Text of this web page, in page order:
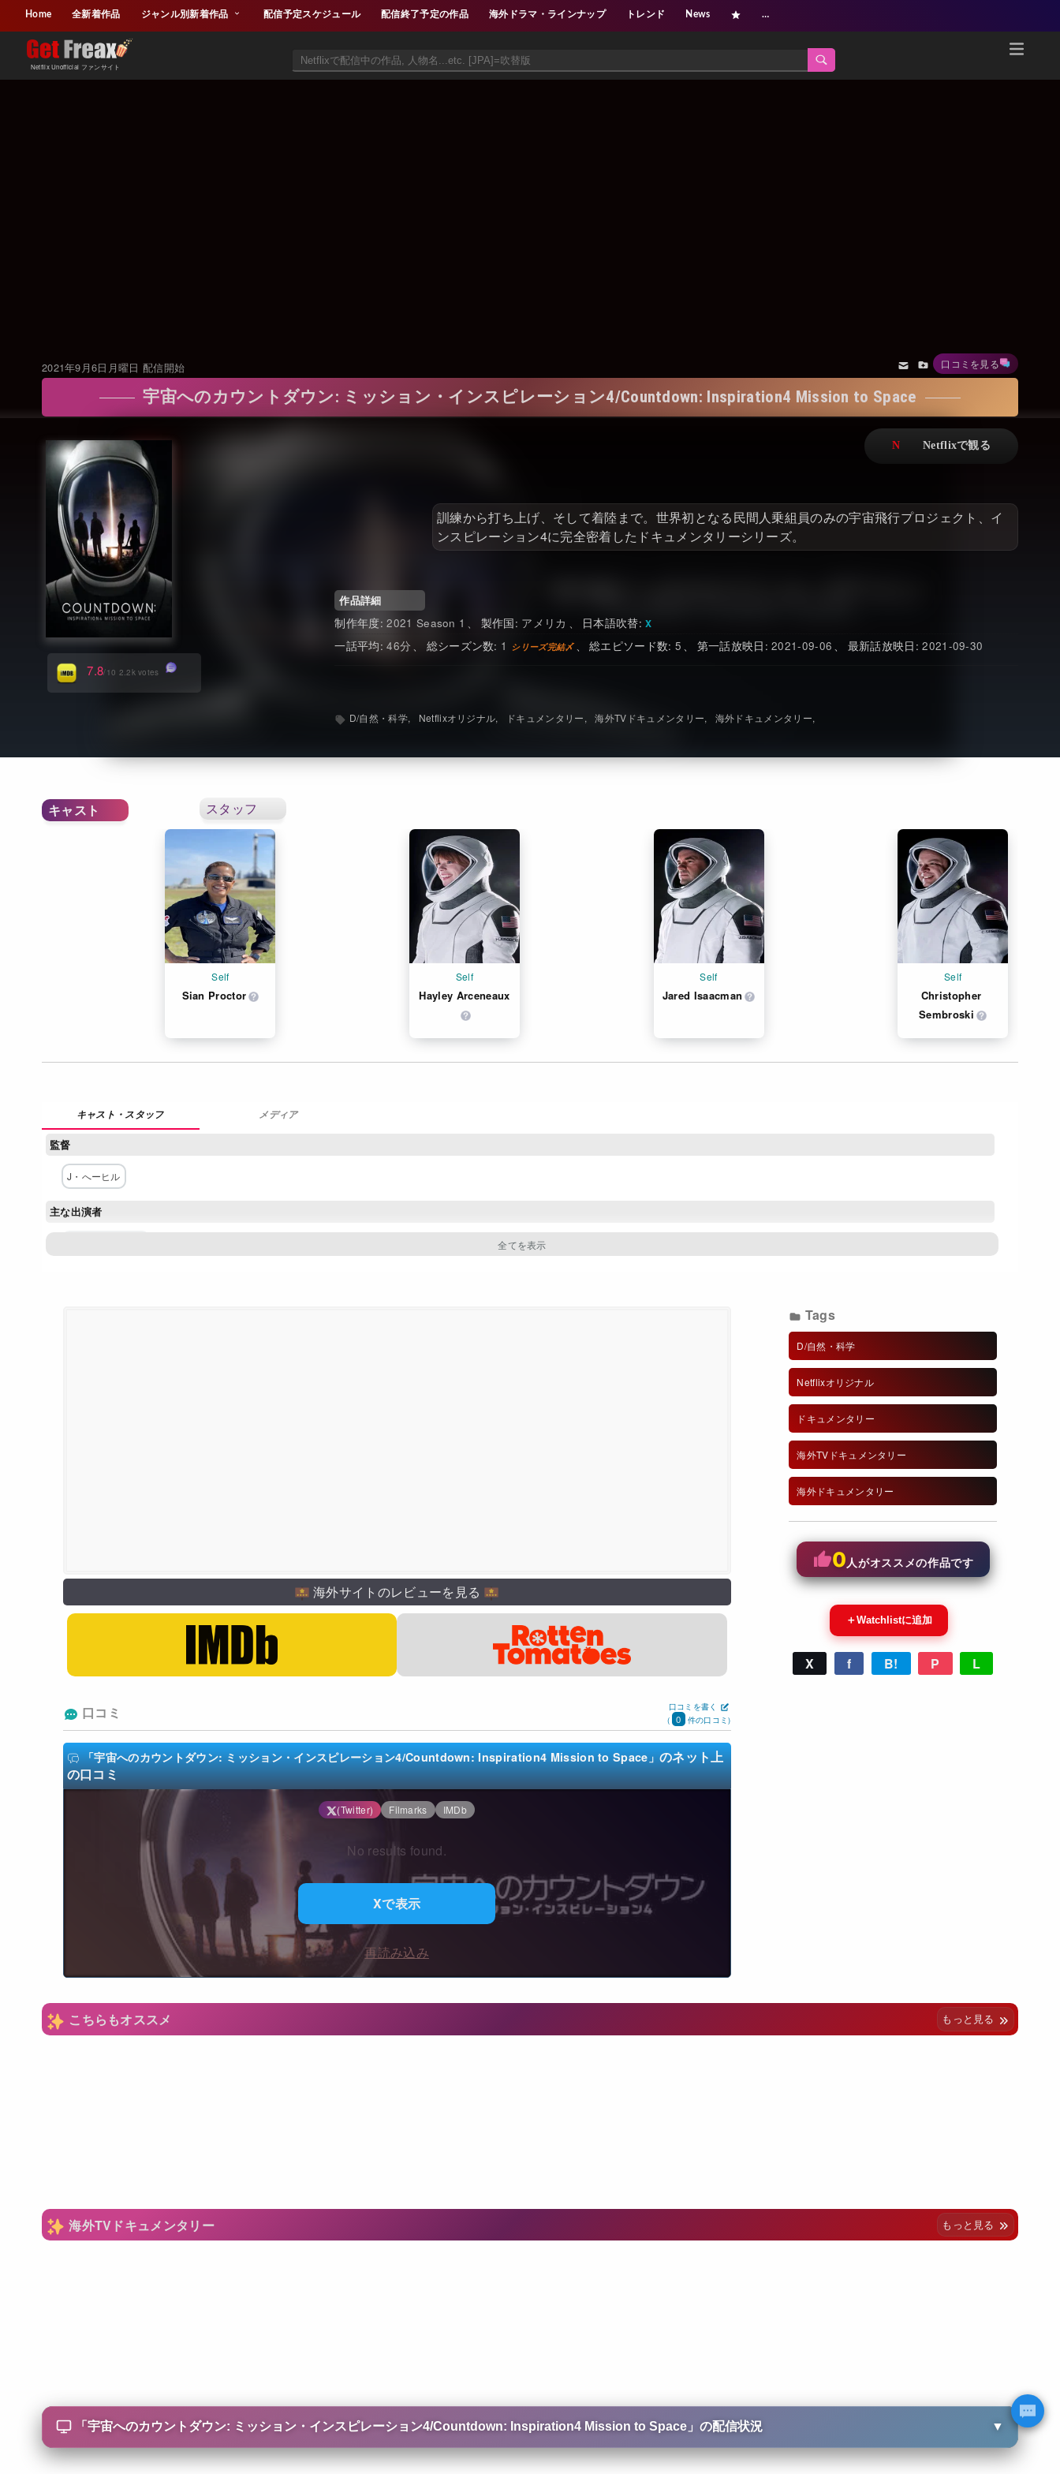
Home 全新着作品 ジャンル別新着作品 配信予定スケジュール 配信終了予定の作品 海外ドラマ・ラインナップ トレンド News …
Netflix Unofficial ファンサイト
Netflix新着作品
アジア映画
ドキュメンタリー
Netflixオリジナル作品
日本語吹替対応作品
その他の国のTV番組
Watchlistへ
Netflix 吹替版作品
Netflix 高い評価の海外作品
Netflixコース別料金プラン
2021年9月6日月曜日 配信開始 口コミを見る
宇宙へのカウントダウン: ミッション・インスピレーション4/Countdown: Inspiration4 Mission to Space
訓練から打ち上げ、そして着陸まで。世界初となる民間人乗組員のみの宇宙飛行プロジェクト、イ
ンスピレーション4に完全密着したドキュメンタリーシリーズ。
作品詳細
2021 Season 1
アメリカ
日本語吹替
46
1 5 2021-09-06 2021-09-30
7.8/10 2.2k votes
スタッフ
キャスト
Self
Sian Proctor
Self
Hayley Arceneaux
Self
Jared Isaacman
Self
Christopher
Sembroski
メディア
監督
J・へーヒル
主な出演者
D/自然・科学 Netflixオリジナル ドキュメンタリー 海外TVドキュメンタリー 海外ドキュメンタリー
海外サイトのレビューを見る
口コミ
口コミを書く
(
0 件の口コミ)
「宇宙へのカウントダウン: ミッション・インスピレーション4/Countdown: Inspiration4 Mission to Space」のネット上
の口コミ
(Twitter) Filmarks IMDb
No results found.
Xで表示
再読み込み
Tags
D/自然・科学
Netflixオリジナル
ドキュメンタリー
海外TVドキュメンタリー
海外ドキュメンタリー
0人がオススメの作品です
＋Watchlistに追加
X f B! P L
こちらもオススメ もっと見る
海外TVドキュメンタリー もっと見る
「 宇宙へのカウントダウン: ミッション・インスピレーション4/Countdown: Inspiration4 Mission to Space」の配信状況 ▼